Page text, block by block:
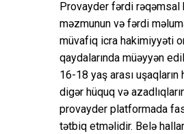
Provayder fərdi rəqəmsal
məzmunun və fərdi
müvafiq icra hakimiyyəti
qaydalarında müəyyən
16-18 yaş arası uşaqların
digər hüquq və
provayder platformada
tətbiq etməlidir. Belə